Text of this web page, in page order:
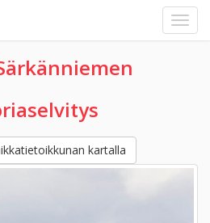
kartalla